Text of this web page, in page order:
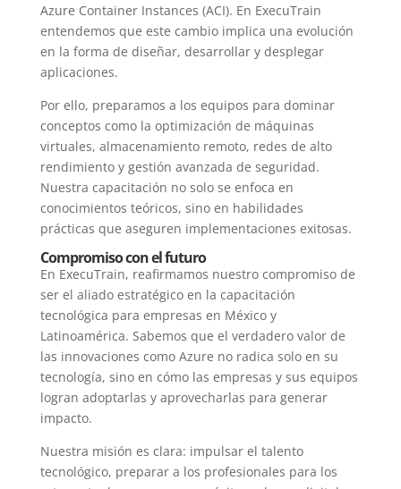
Azure Container Instances (ACI). En ExecuTrain
entendemos que este cambio implica una evolución
en la forma de diseñar, desarrollar y desplegar
aplicaciones.
Por ello, preparamos a los equipos para dominar
conceptos como la optimización de máquinas
virtuales, almacenamiento remoto, redes de alto
rendimiento y gestión avanzada de seguridad.
Nuestra capacitación no solo se enfoca en
conocimientos teóricos, sino en habilidades
prácticas que aseguren implementaciones exitosas.
Compromiso con el futuro
En ExecuTrain, reafirmamos nuestro compromiso de
ser el aliado estratégico en la capacitación
tecnológica para empresas en México y
Latinoamérica. Sabemos que el verdadero valor de
las innovaciones como Azure no radica solo en su
tecnología, sino en cómo las empresas y sus equipos
logran adoptarlas y aprovecharlas para generar
impacto.
Nuestra misión es clara: impulsar el talento
tecnológico, preparar a los profesionales para los